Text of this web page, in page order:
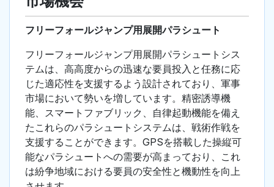
フリーフォールジャンプ用展開パラシュート
フリーフォールジャンプ用展開パラシュートシス
テムは、高高度からの迅速な要員投入と任務に応
じた適応性を支援するよう設計されており、軍事
市場において勢いを増しています。精密誘導機
能、スマートファブリック、自律起動機能を備え
たこれらのパラシュートシステムは、戦術作戦を
支援することができます。GPSを搭載した操縦可
能なパラシュートへの需要が高まっており、これ
は紛争地域における要員の安全性と機動性を向上